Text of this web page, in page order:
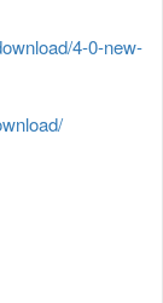
4-0-new-